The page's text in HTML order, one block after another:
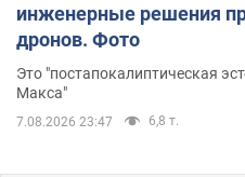
инженерные решения
дронов. Фото
Это "постапокалиптическая
Макса"
7.08.2026 23:47 6,8 т.